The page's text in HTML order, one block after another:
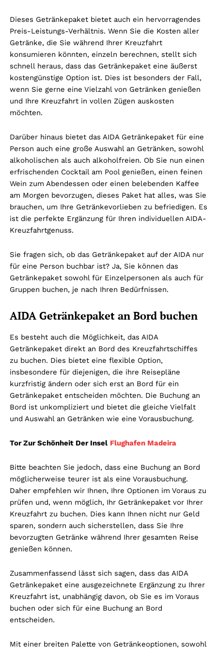
Dieses Getränkepaket bietet auch ein hervorragendes
Preis-Leistungs-Verhältnis. Wenn Sie die Kosten aller
Getränke, die Sie während Ihrer Kreuzfahrt
konsumieren könnten, einzeln berechnen, stellt sich
schnell heraus, dass das Getränkepaket eine äußerst
kostengünstige Option ist. Dies ist besonders der Fall,
wenn Sie gerne eine Vielzahl von Getränken genießen
und Ihre Kreuzfahrt in vollen Zügen auskosten
möchten.
Darüber hinaus bietet das AIDA Getränkepaket für eine
Person auch eine große Auswahl an Getränken, sowohl
alkoholischen als auch alkoholfreien. Ob Sie nun einen
erfrischenden Cocktail am Pool genießen, einen feinen
Wein zum Abendessen oder einen belebenden Kaffee
am Morgen bevorzugen, dieses Paket hat alles, was Sie
brauchen, um Ihre Getränkevorlieben zu befriedigen. Es
ist die perfekte Ergänzung für Ihren individuellen AIDA-
Kreuzfahrtgenuss.
Sie fragen sich, ob das Getränkepaket auf der AIDA nur
für eine Person buchbar ist? Ja, Sie können das
Getränkepaket sowohl für Einzelpersonen als auch für
Gruppen buchen, je nach Ihren Bedürfnissen.
AIDA Getränkepaket an Bord buchen
Es besteht auch die Möglichkeit, das AIDA
Getränkepaket direkt an Bord des Kreuzfahrtschiffes
zu buchen. Dies bietet eine flexible Option,
insbesondere für diejenigen, die ihre Reisepläne
kurzfristig ändern oder sich erst an Bord für ein
Getränkepaket entscheiden möchten. Die Buchung an
Bord ist unkompliziert und bietet die gleiche Vielfalt
und Auswahl an Getränken wie eine Vorausbuchung.
Tor Zur Schönheit Der Insel Flughafen Madeira
Bitte beachten Sie jedoch, dass eine Buchung an Bord
möglicherweise teurer ist als eine Vorausbuchung.
Daher empfehlen wir Ihnen, Ihre Optionen im Voraus zu
prüfen und, wenn möglich, Ihr Getränkepaket vor Ihrer
Kreuzfahrt zu buchen. Dies kann Ihnen nicht nur Geld
sparen, sondern auch sicherstellen, dass Sie Ihre
bevorzugten Getränke während Ihrer gesamten Reise
genießen können.
Zusammenfassend lässt sich sagen, dass das AIDA
Getränkepaket eine ausgezeichnete Ergänzung zu Ihrer
Kreuzfahrt ist, unabhängig davon, ob Sie es im Voraus
buchen oder sich für eine Buchung an Bord
entscheiden.
Mit einer breiten Palette von Getränkeoptionen, sowohl